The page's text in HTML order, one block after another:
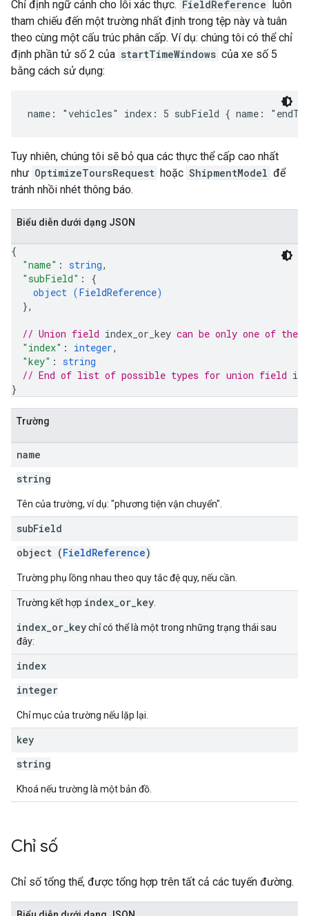
Chỉ định ngữ cảnh cho lỗi xác thực. FieldReference luôn
tham chiếu đến một trường nhất định trong tệp này và tuân
theo cùng một cấu trúc phân cấp. Ví dụ: chúng tôi có thể chỉ
định phần tử số 2 của startTimeWindows của xe số 5
bằng cách sử dụng:
Tuy nhiên, chúng tôi sẽ bỏ qua các thực thể cấp cao nhất
như OptimizeToursRequest hoặc ShipmentModel để
tránh nhồi nhét thông báo.
Biểu diễn dưới dạng JSON
{
"name" : string,
"subField" : {
object (FieldReference)
},
// Union field index_or_key can be only one of the
"index" : integer,
"key" : string
// End of list of possible types for union field
}
Trường
name
string
Tên của trường, ví dụ: "phương tiện vận chuyển".
subField
object (FieldReference)
Trường phụ lồng nhau theo quy tắc đệ quy, nếu cần.
Trường kết hợp index_or_key
index_or_keychỉ có thể là một trong những trạng thái sau
đây:
index
integer
Chỉ mục của trường nếu lặp lại.
key
string
Khoá nếu trường là một bản đồ.
Chỉ số
Chỉ số tổng thể, được tổng hợp trên tất cả các tuyến đường.